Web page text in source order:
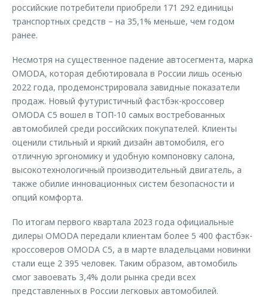
российские потребители приобрели 171 292 единицы
транспортных средств – на 35,1% меньше, чем годом
ранее.
Несмотря на существенное падение автосегмента, марка
OMODA, которая дебютировала в России лишь осенью
2022 года, продемонстрировала завидные показатели
продаж. Новый футуристичный фастбэк-кроссовер
OMODA C5 вошел в ТОП-10 самых востребованных
автомобилей среди российских покупателей. Клиенты
оценили стильный и яркий дизайн автомобиля, его
отличную эргономику и удобную компоновку салона,
высокотехнологичный производительный двигатель, а
также обилие инновационных систем безопасности и
опций комфорта.
По итогам первого квартала 2023 года официальные
дилеры OMODA передали клиентам более 5 400 фастбэк-
кроссоверов OMODA C5, а в марте владельцами новинки
стали еще 2 395 человек. Таким образом, автомобиль
смог завоевать 3,4% доли рынка среди всех
представленных в России легковых автомобилей.